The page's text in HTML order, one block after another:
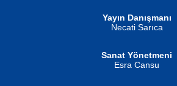
Yayın Danışmanı
Necati Sarıca
Sanat Yönetmeni
Esra Cansu